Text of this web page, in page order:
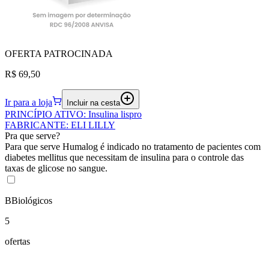
OFERTA PATROCINADA
R$ 69,50
Ir para a loja Incluir na cesta
PRINCÍPIO ATIVO: Insulina lispro
FABRICANTE: ELI LILLY
Pra que serve?
Para que serve Humalog é indicado no tratamento de pacientes com
diabetes mellitus que necessitam de insulina para o controle das
taxas de glicose no sangue.
BBiológicos
5
ofertas